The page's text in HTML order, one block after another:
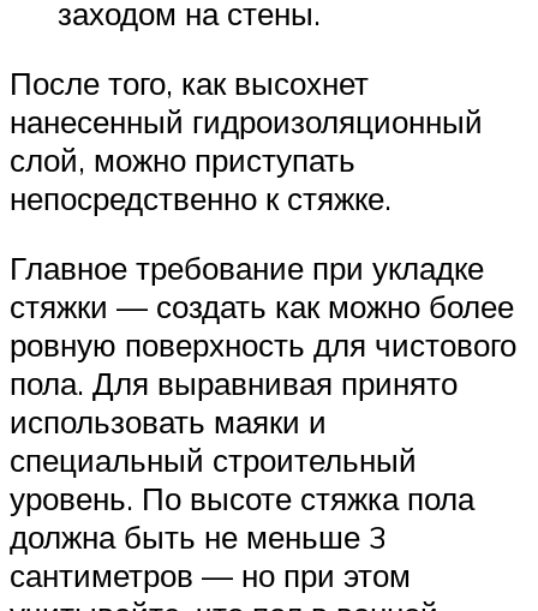
заходом на стены.
После того, как высохнет
нанесенный гидроизоляционный
слой, можно приступать
непосредственно к стяжке.
Главное требование при укладке
стяжки — создать как можно более
ровную поверхность для чистового
пола. Для выравнивая принято
использовать маяки и
специальный строительный
уровень. По высоте стяжка пола
должна быть не меньше 3
сантиметров — но при этом